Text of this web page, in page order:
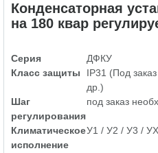
Конденсаторная
на 180 квар
Серия
ДФКУ
Класс защиты
IP31 (Под
др.)
Шаг
регулирования
под заказ
Климатическое
исполнение
У1 / У2 / У3 /